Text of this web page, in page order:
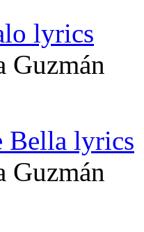
lyrics
Guzmán
Bella lyrics
Guzmán